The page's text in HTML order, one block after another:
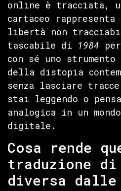
online è tracciata,
cartaceo
libertà non
tascabile di 1984
con sé uno strumento
della distopia
senza lasciare
stai leggendo o
analogica in un
digitale.
Cosa rende
traduzione di
diversa dalle